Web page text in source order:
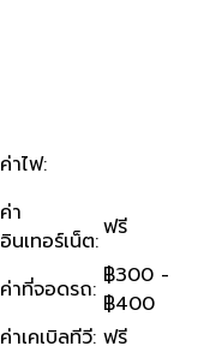
ค่าไฟ:
ค่า
อินเทอร์เน็ต:ฟรี
ค่าที่จอดรถ: ฿300 -
฿400
ค่าเคเบิลทีวี: ฟรี